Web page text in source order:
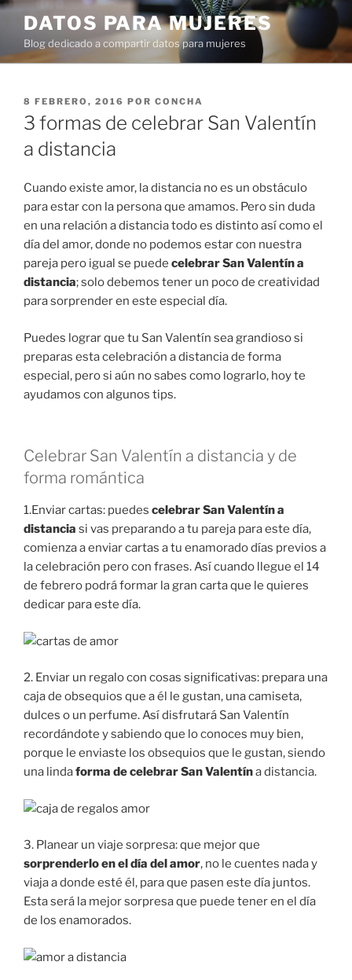
Ir
contenido
DATOS PARA MUJERES
Blog dedicado a compartir datos para mujeres
PUBLICADO
EN
8 FEBRERO, 2016 POR CONCHA
3 formas de celebrar San Valentín
a distancia
Cuando existe amor, la distancia no es un obstáculo
para estar con la persona que amamos. Pero sin duda
en una relación a distancia todo es distinto así como el
día del amor, donde no podemos estar con nuestra
pareja pero igual se puede celebrar San Valentín a
distancia; solo debemos tener un poco de creatividad
para sorprender en este especial día.
Puedes lograr que tu San Valentín sea grandioso si
preparas esta celebración a distancia de forma
especial, pero si aún no sabes como lograrlo, hoy te
ayudamos con algunos tips.
Celebrar San Valentín a distancia y de
forma romántica
1.Enviar cartas: puedes celebrar San Valentín a
distancia si vas preparando a tu pareja para este día,
comienza a enviar cartas a tu enamorado días previos a
la celebración pero con frases. Así cuando llegue el 14
de febrero podrá formar la gran carta que le quieres
dedicar para este día.
2. Enviar un regalo con cosas significativas: prepara una
caja de obsequios que a él le gustan, una camiseta,
dulces o un perfume. Así disfrutará San Valentín
recordándote y sabiendo que lo conoces muy bien,
porque le enviaste los obsequios que le gustan, siendo
una lindaforma de celebrar San Valentína distancia.
3. Planear un viaje sorpresa: que mejor que
sorprenderlo en el día del amor, no le cuentes nada y
viaja a donde esté él, para que pasen este día juntos.
Esta será la mejor sorpresa que puede tener en el día
de los enamorados.